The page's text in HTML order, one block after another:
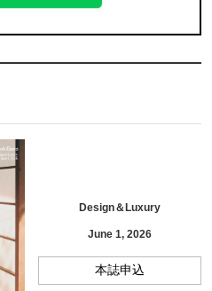
Design＆Luxury
June 1, 2026
本誌申込